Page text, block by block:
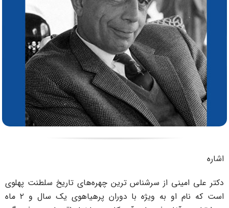
علی امینی از سرشناس ترین چهره‌های تاریخ سلطنت پهلوی
است که نام او به ویژه با دوران پرهیاهوی یک سال و ۲ ماه